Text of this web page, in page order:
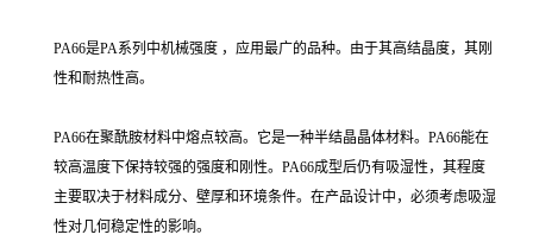
PA66是PA系列中机械强度 ，应用最广的品种。由于其高结晶度，其刚
性和耐热性高。
PA66在聚酰胺材料中熔点较高。它是一种半结晶晶体材料。PA66能在
较高温度下保持较强的强度和刚性。PA66成型后仍有吸湿性，其程度
主要取决于材料成分、壁厚和环境条件。在产品设计中，必须考虑吸湿
性对几何稳定性的影响。